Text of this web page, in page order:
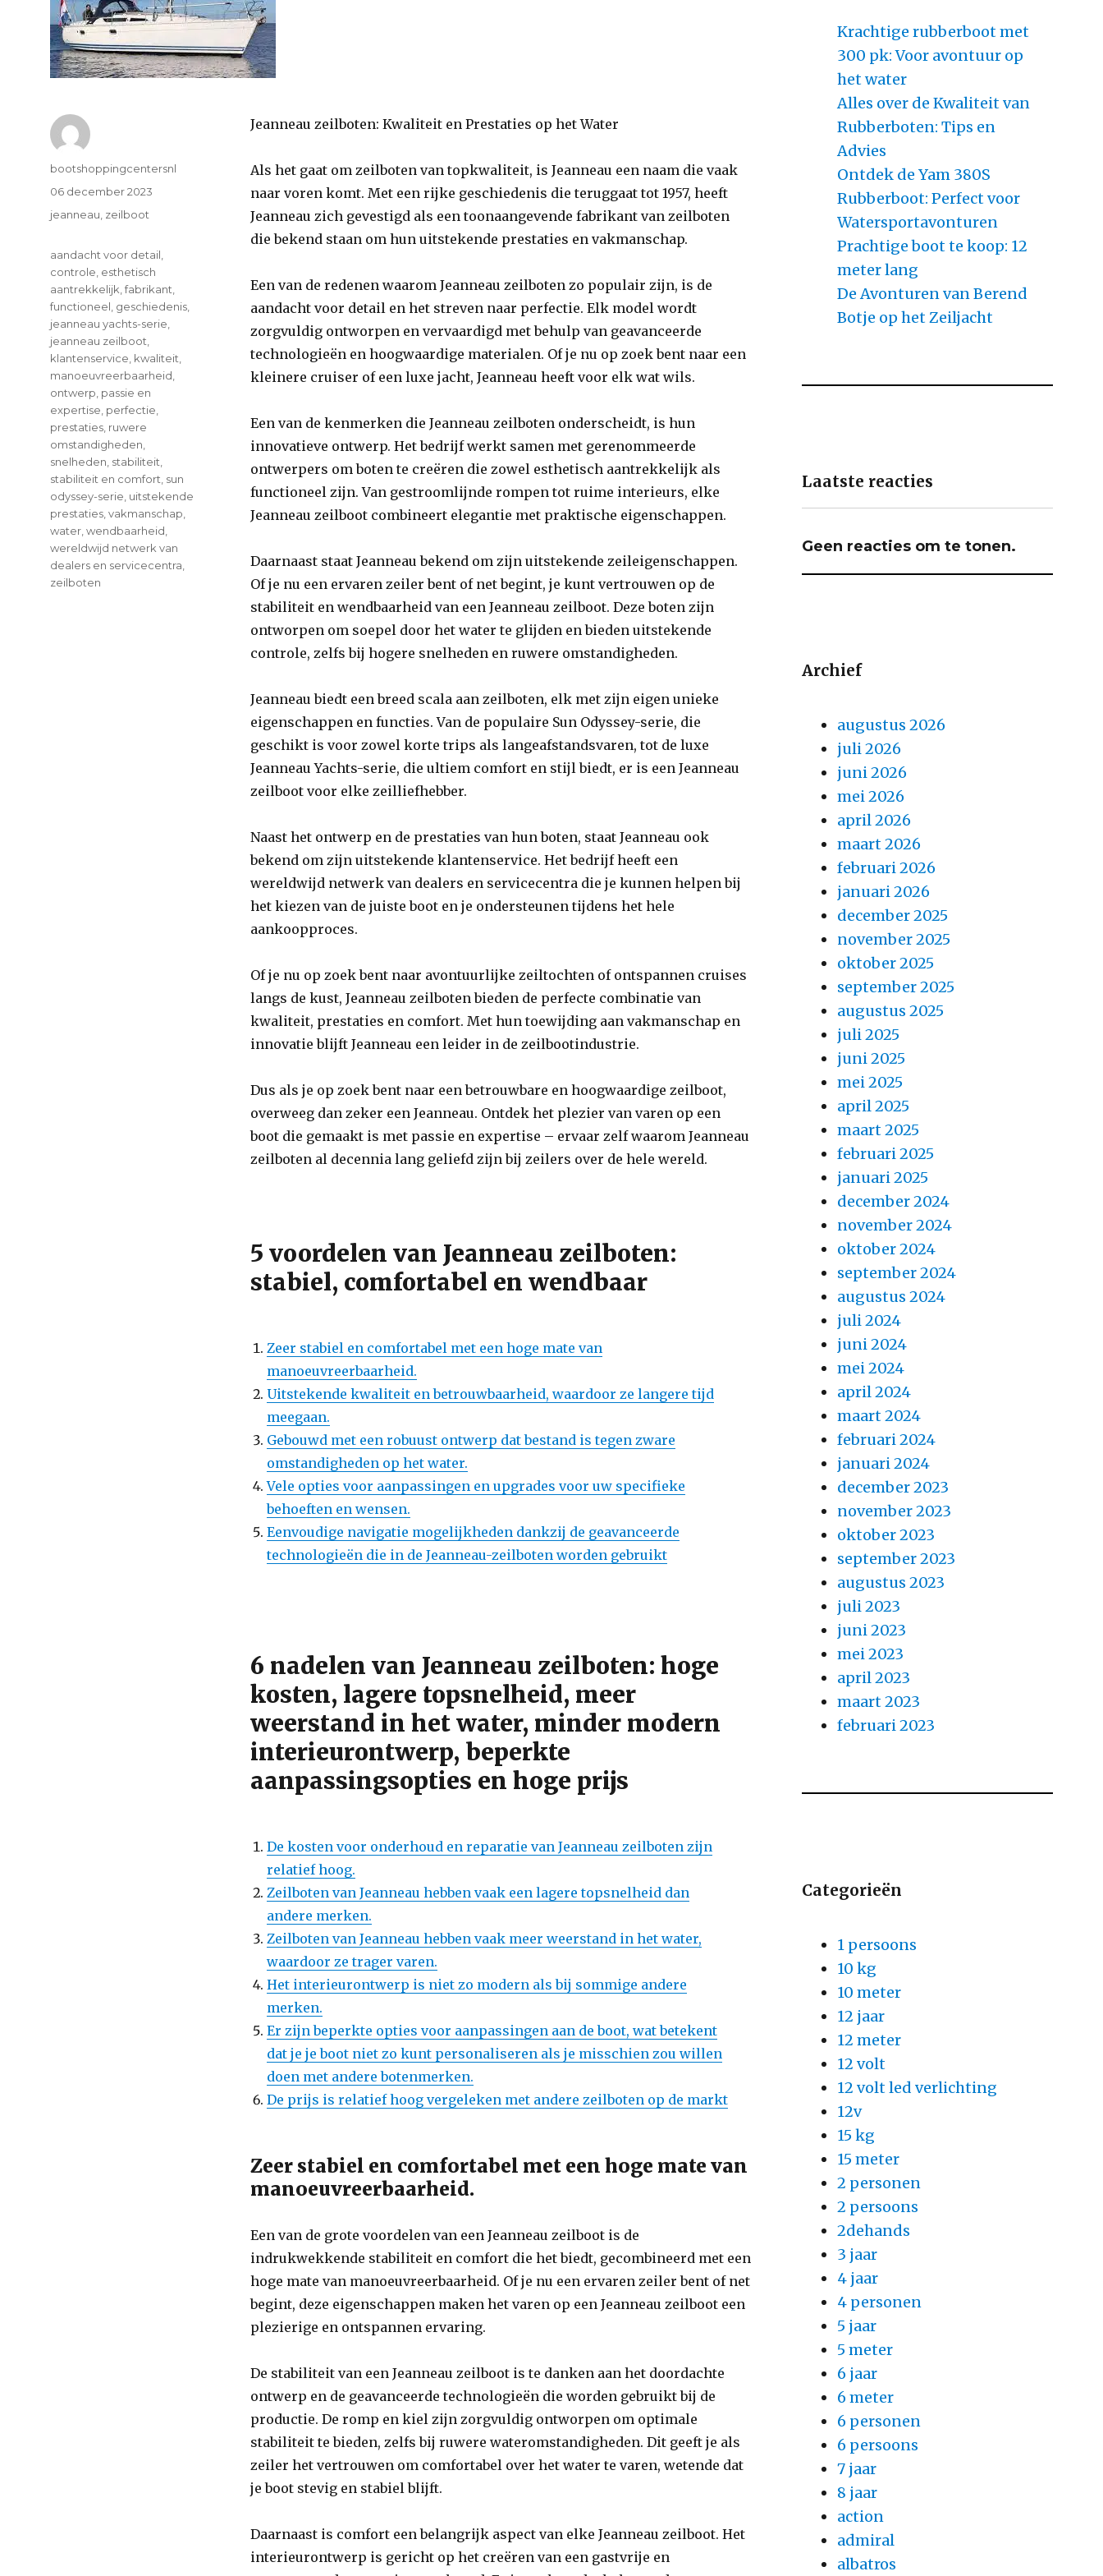
Jeanneau zeilboten: Kwaliteit en Prestaties op het Water
Als het gaat om zeilboten van topkwaliteit, is Jeanneau een naam die vaak
naar voren komt. Met een rijke geschiedenis die teruggaat tot 1957, heeft
Jeanneau zich gevestigd als een toonaangevende fabrikant van zeilboten
die bekend staan om hun uitstekende prestaties en vakmanschap.
Een van de redenen waarom Jeanneau zeilboten zo populair zijn, is de
aandacht voor detail en het streven naar perfectie. Elk model wordt
zorgvuldig ontworpen en vervaardigd met behulp van geavanceerde
technologieën en hoogwaardige materialen. Of je nu op zoek bent naar een
kleinere cruiser of een luxe jacht, Jeanneau heeft voor elk wat wils.
Een van de kenmerken die Jeanneau zeilboten onderscheidt, is hun
innovatieve ontwerp. Het bedrijf werkt samen met gerenommeerde
ontwerpers om boten te creëren die zowel esthetisch aantrekkelijk als
functioneel zijn. Van gestroomlijnde rompen tot ruime interieurs, elke
Jeanneau zeilboot combineert elegantie met praktische eigenschappen.
Daarnaast staat Jeanneau bekend om zijn uitstekende zeileigenschappen.
Of je nu een ervaren zeiler bent of net begint, je kunt vertrouwen op de
stabiliteit en wendbaarheid van een Jeanneau zeilboot. Deze boten zijn
ontworpen om soepel door het water te glijden en bieden uitstekende
controle, zelfs bij hogere snelheden en ruwere omstandigheden.
Jeanneau biedt een breed scala aan zeilboten, elk met zijn eigen unieke
eigenschappen en functies. Van de populaire Sun Odyssey-serie, die
geschikt is voor zowel korte trips als langeafstandsvaren, tot de luxe
Jeanneau Yachts-serie, die ultiem comfort en stijl biedt, er is een Jeanneau
zeilboot voor elke zeilliefhebber.
Naast het ontwerp en de prestaties van hun boten, staat Jeanneau ook
bekend om zijn uitstekende klantenservice. Het bedrijf heeft een
wereldwijd netwerk van dealers en servicecentra die je kunnen helpen bij
het kiezen van de juiste boot en je ondersteunen tijdens het hele
aankoopproces.
Of je nu op zoek bent naar avontuurlijke zeiltochten of ontspannen cruises
langs de kust, Jeanneau zeilboten bieden de perfecte combinatie van
kwaliteit, prestaties en comfort. Met hun toewijding aan vakmanschap en
innovatie blijft Jeanneau een leider in de zeilbootindustrie.
Dus als je op zoek bent naar een betrouwbare en hoogwaardige zeilboot,
overweeg dan zeker een Jeanneau. Ontdek het plezier van varen op een
boot die gemaakt is met passie en expertise – ervaar zelf waarom Jeanneau
zeilboten al decennia lang geliefd zijn bij zeilers over de hele wereld.
5 voordelen van Jeanneau zeilboten:
stabiel, comfortabel en wendbaar
Zeer stabiel en comfortabel met een hoge mate van
manoeuvreerbaarheid.
Uitstekende kwaliteit en betrouwbaarheid, waardoor ze langere tijd
meegaan.
Gebouwd met een robuust ontwerp dat bestand is tegen zware
omstandigheden op het water.
Vele opties voor aanpassingen en upgrades voor uw specifieke
behoeften en wensen.
Eenvoudige navigatie mogelijkheden dankzij de geavanceerde
technologieën die in de Jeanneau-zeilboten worden gebruikt
6 nadelen van Jeanneau zeilboten: hoge
kosten, lagere topsnelheid, meer
weerstand in het water, minder modern
interieurontwerp, beperkte
aanpassingsopties en hoge prijs
De kosten voor onderhoud en reparatie van Jeanneau zeilboten zijn
relatief hoog.
Zeilboten van Jeanneau hebben vaak een lagere topsnelheid dan
andere merken.
Zeilboten van Jeanneau hebben vaak meer weerstand in het water,
waardoor ze trager varen.
Het interieurontwerp is niet zo modern als bij sommige andere
merken.
Er zijn beperkte opties voor aanpassingen aan de boot, wat betekent
dat je je boot niet zo kunt personaliseren als je misschien zou willen
doen met andere botenmerken.
De prijs is relatief hoog vergeleken met andere zeilboten op de markt
Zeer stabiel en comfortabel met een hoge mate van
manoeuvreerbaarheid.
Een van de grote voordelen van een Jeanneau zeilboot is de
indrukwekkende stabiliteit en comfort die het biedt, gecombineerd met een
hoge mate van manoeuvreerbaarheid. Of je nu een ervaren zeiler bent of net
begint, deze eigenschappen maken het varen op een Jeanneau zeilboot een
plezierige en ontspannen ervaring.
De stabiliteit van een Jeanneau zeilboot is te danken aan het doordachte
ontwerp en de geavanceerde technologieën die worden gebruikt bij de
productie. De romp en kiel zijn zorgvuldig ontworpen om optimale
stabiliteit te bieden, zelfs bij ruwere wateromstandigheden. Dit geeft je als
zeiler het vertrouwen om comfortabel over het water te varen, wetende dat
je boot stevig en stabiel blijft.
Daarnaast is comfort een belangrijk aspect van elke Jeanneau zeilboot. Het
interieurontwerp is gericht op het creëren van een gastvrije en
Author
bootshoppingcentersnl
Posted
on
06 december 2023
Categories
jeanneau zeilboot
Tags
aandacht voor detail
controle esthetisch
aantrekkelijk ,fabrikant
functioneel geschiedenis
jeanneau yachts-serie
jeanneau zeilboot
klantenservice kwaliteit
manoeuvreerbaarheid
ontwerp passie en
expertise perfectie
prestaties ruwere
omstandigheden
snelheden stabiliteit
stabiliteit en comfort sun
odyssey-serie uitstekende
prestaties ,vakmanschap
water ,wendbaarheid
wereldwijd netwerk van
dealers en servicecentra
zeilboten
Krachtige rubberboot met
300 pk: Voor avontuur op
het water
Alles over de Kwaliteit van
Rubberboten: Tips en
Advies
Ontdek de Yam 380S
Rubberboot: Perfect voor
Watersportavonturen
Prachtige boot te koop: 12
meter lang
De Avonturen van Berend
Botje op het Zeiljacht
Laatste reacties
Geen reacties om te tonen.
Archief
augustus 2026
juli 2026
juni 2026
mei 2026
april 2026
maart 2026
februari 2026
januari 2026
december 2025
november 2025
oktober 2025
september 2025
augustus 2025
juli 2025
juni 2025
mei 2025
april 2025
maart 2025
februari 2025
januari 2025
december 2024
november 2024
oktober 2024
september 2024
augustus 2024
juli 2024
juni 2024
mei 2024
april 2024
maart 2024
februari 2024
januari 2024
december 2023
november 2023
oktober 2023
september 2023
augustus 2023
juli 2023
juni 2023
mei 2023
april 2023
maart 2023
februari 2023
Categorieën
1 persoons
10 kg
10 meter
12 jaar
12 meter
12 volt
12 volt led verlichting
12v
15 kg
15 meter
2 personen
2 persoons
2dehands
3 jaar
4 jaar
4 personen
5 jaar
5 meter
6 jaar
6 meter
6 personen
6 persoons
7 jaar
8 jaar
action
admiral
albatros